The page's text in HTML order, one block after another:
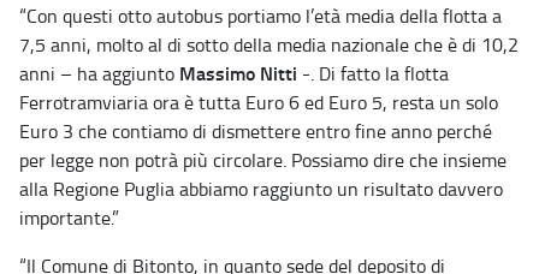
“Con questi otto autobus portiamo l’età media della flotta a
7,5 anni, molto al di sotto della media nazionale che è di 10,2
anni – ha aggiunto Massimo Nitti -. Di fatto la flotta
Ferrotramviaria ora è tutta Euro 6 ed Euro 5, resta un solo
Euro 3 che contiamo di dismettere entro fine anno perché
per legge non potrà più circolare. Possiamo dire che insieme
alla Regione Puglia abbiamo raggiunto un risultato davvero
importante.”
“Il Comune di Bitonto, in quanto sede del deposito di